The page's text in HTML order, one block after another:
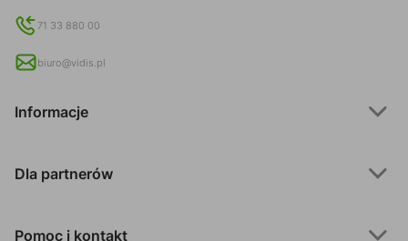
71 33 880 00
biuro@vidis.pl
Informacje
Dla partnerów
Pomoc i kontakt